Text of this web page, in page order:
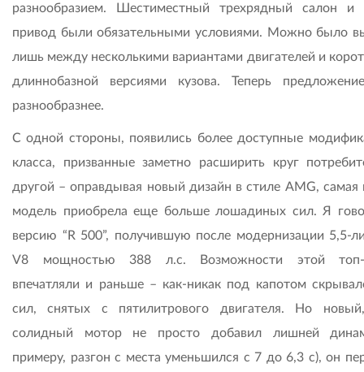
разнообразием. Шестиместный трехрядный салон и
привод были обязательными условиями. Можно было
лишь между несколькими вариантами двигателей и
длиннобазной версиями кузова. Теперь
разнообразнее.
С одной стороны, появились более доступные
класса, призванные заметно расширить круг
другой – оправдывая новый дизайн в стиле AMG,
модель приобрела еще больше лошадиных сил. Я
версию “R 500”, получившую после модернизации 5,5-
V8 мощностью 388 л.с. Возможности этой топ-
впечатляли и раньше – как-никак под капотом
сил, снятых с пятилитрового двигателя. Но
солидный мотор не просто добавил лишней
примеру, разгон с места уменьшился с 7 до 6,3 с), он